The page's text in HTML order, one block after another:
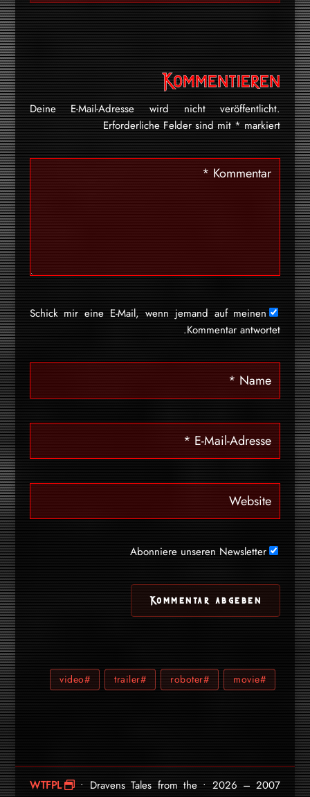
Kommentieren
Deine E-Mail-Adresse wird nicht veröffentlicht.
Erforderliche Felder sind mit *markiert
Schick mir eine E-Mail, wenn jemand auf meinen
Kommentar antwortet.
Abonniere unseren Newsletter
#movie
#roboter
#trailer
#video
2007 – 2026 •
WTFPL
• Dravens Tales from the